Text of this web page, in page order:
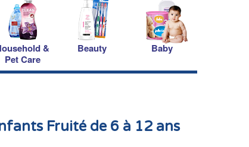
&
Pet Care
Beauty Baby
Fruité de 6 à 12 ans